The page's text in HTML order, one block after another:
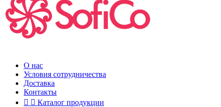
О нас
Условия сотрудничества
Доставка
Контакты
  Каталог продукции